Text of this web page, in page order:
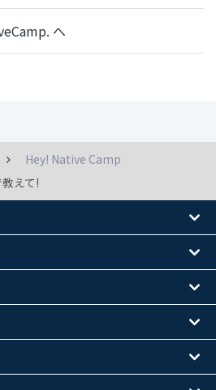
へ
Hey! Native Camp
えて!